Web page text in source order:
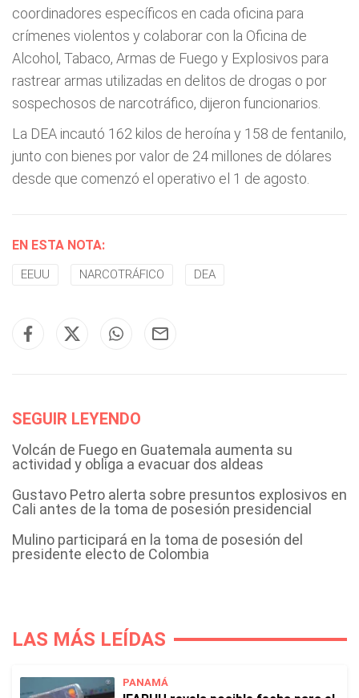
coordinadores específicos en cada oficina para
crímenes violentos y colaborar con la Oficina de
Alcohol, Tabaco, Armas de Fuego y Explosivos para
rastrear armas utilizadas en delitos de drogas o por
sospechosos de narcotráfico, dijeron funcionarios.
La DEA incautó 162 kilos de heroína y 158 de fentanilo,
junto con bienes por valor de 24 millones de dólares
desde que comenzó el operativo el 1 de agosto.
EN ESTA NOTA:
EEUU NARCOTRÁFICO DEA
SEGUIR LEYENDO
Volcán de Fuego en Guatemala aumenta su
actividad y obliga a evacuar dos aldeas
Gustavo Petro alerta sobre presuntos explosivos en
Cali antes de la toma de posesión presidencial
Mulino participará en la toma de posesión del
presidente electo de Colombia
LAS MÁS LEÍDAS
PANAMÁ